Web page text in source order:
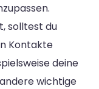
solltest du
Kontakte
deine
wichtige